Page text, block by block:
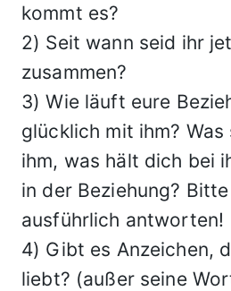
kommt es?
2) Seit wann seid ihr
zusammen?
3) Wie läuft eure
glücklich mit ihm?
ihm, was hält dich bei
in der Beziehung?
ausführlich antworten!
4) Gibt es Anzeichen,
liebt? (außer seine